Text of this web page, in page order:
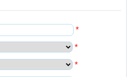
*
*
*